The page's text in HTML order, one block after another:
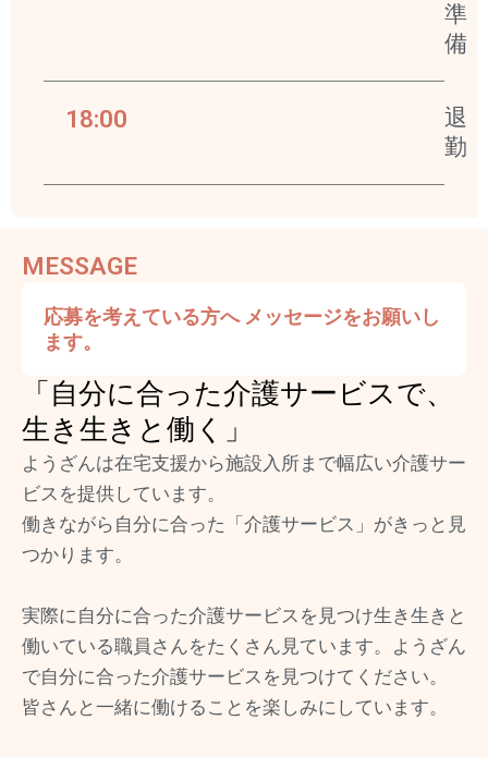
準
備
18:00
退
勤
MESSAGE
応募を考えている方へ メッセージをお願いし
ます。
「自分に合った介護サービスで、
生き生きと働く」
ようざんは在宅支援から施設入所まで幅広い介護サー
ビスを提供しています。
働きながら自分に合った「介護サービス」がきっと見
つかります。
実際に自分に合った介護サービスを見つけ生き生きと
働いている職員さんをたくさん見ています。ようざん
で自分に合った介護サービスを見つけてください。
皆さんと一緒に働けることを楽しみにしています。